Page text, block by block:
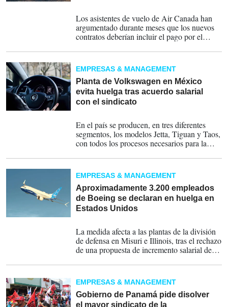
Los asistentes de vuelo de Air Canada han
argumentado durante meses que los nuevos
contratos deberían incluir el pago por el
de pasajeros.
EMPRESAS & MANAGEMENT
Planta de Volkswagen en México
evita huelga tras acuerdo salarial
con el sindicato
En el país se producen, en tres diferentes
segmentos, los modelos Jetta, Tiguan y Taos,
con todos los procesos necesarios para la
hasta el ensamble final.
EMPRESAS & MANAGEMENT
Aproximadamente 3.200 empleados
de Boeing se declaran en huelga en
Estados Unidos
La medida afecta a las plantas de la división
de defensa en Misuri e Illinois, tras el rechazo
de una propuesta de incremento salarial del
EMPRESAS & MANAGEMENT
Gobierno de Panamá pide disolver
el mayor sindicato de la